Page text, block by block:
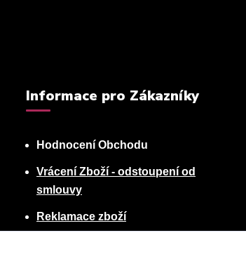
Informace pro Zákazníky
Hodnocení Obchodu
Vrácení Zboží - odstoupení od
smlouvy
Reklamace zboží